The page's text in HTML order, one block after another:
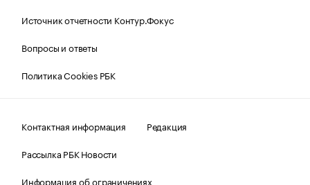
Источник отчетности Контур.Фокус
Вопросы и ответы
Политика Cookies РБК
Контактная информация
Редакция
Рассылка РБК Новости
Информация об ограничениях